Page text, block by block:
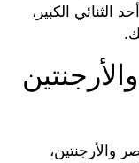
الكبير،
والأرجنتين،